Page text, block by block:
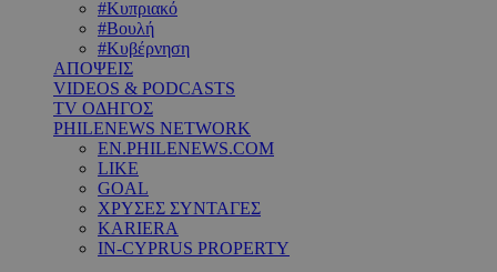
#Κυπριακό
#Βουλή
#Κυβέρνηση
ΑΠΟΨΕΙΣ
VIDEOS & PODCASTS
TV ΟΔΗΓΟΣ
PHILENEWS NETWORK
EN.PHILENEWS.COM
LIKE
GOAL
ΧΡΥΣΕΣ ΣΥΝΤΑΓΕΣ
KARIERA
IN-CYPRUS PROPERTY